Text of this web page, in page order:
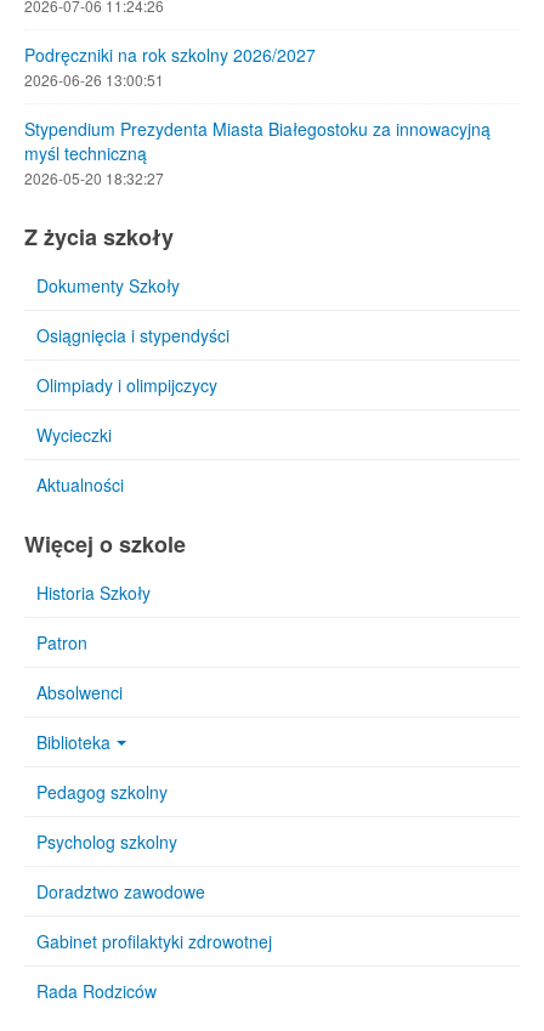
2026-07-06 11:24:26
Podręczniki na rok szkolny 2026/2027
2026-06-26 13:00:51
Stypendium Prezydenta Miasta Białegostoku za innowacyjną
myśl techniczną
2026-05-20 18:32:27
Z życia szkoły
Dokumenty Szkoły
Osiągnięcia i stypendyści
Olimpiady i olimpijczycy
Wycieczki
Aktualności
Więcej o szkole
Historia Szkoły
Patron
Absolwenci
Biblioteka
Pedagog szkolny
Psycholog szkolny
Doradztwo zawodowe
Gabinet profilaktyki zdrowotnej
Rada Rodziców